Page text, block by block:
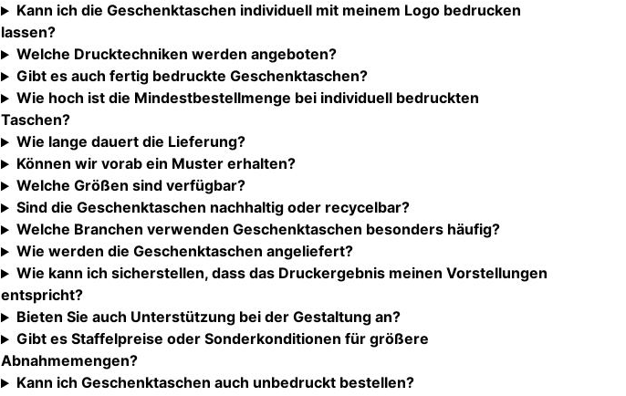
Kann ich die Geschenktaschen individuell mit meinem Logo bedrucken
lassen?
Welche Drucktechniken werden angeboten?
Gibt es auch fertig bedruckte Geschenktaschen?
Wie hoch ist die Mindestbestellmenge bei individuell bedruckten
Taschen?
Wie lange dauert die Lieferung?
Können wir vorab ein Muster erhalten?
Welche Größen sind verfügbar?
Sind die Geschenktaschen nachhaltig oder recycelbar?
Welche Branchen verwenden Geschenktaschen besonders häufig?
Wie werden die Geschenktaschen angeliefert?
Wie kann ich sicherstellen, dass das Druckergebnis meinen Vorstellungen
entspricht?
Bieten Sie auch Unterstützung bei der Gestaltung an?
Gibt es Staffelpreise oder Sonderkonditionen für größere
Abnahmemengen?
Kann ich Geschenktaschen auch unbedruckt bestellen?